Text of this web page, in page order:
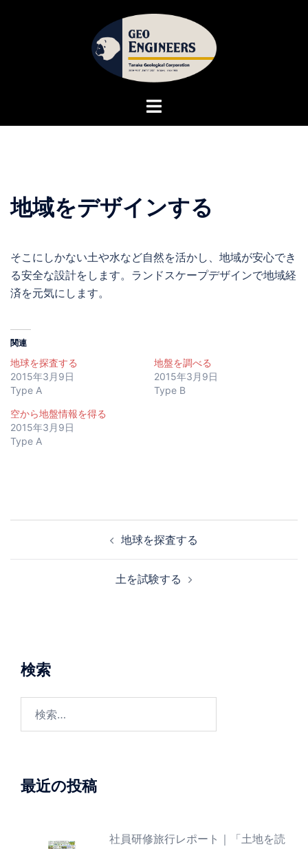
ト
ー
地域をデザインする
そこにしかない土や水など自然を活かし、地域が安心でき
る安全な設計をします。ランドスケープデザインで地域経
済を元気にします。
関連
地球を探査する
2015年3月9日
Type A
地盤を調べる
2015年3月9日
Type B
空から地盤情報を得る
2015年3月9日
Type A
ョ
ン
地球を探査する
土を試験する
検索
最近の投稿
社員研修旅行レポート｜「土地を読